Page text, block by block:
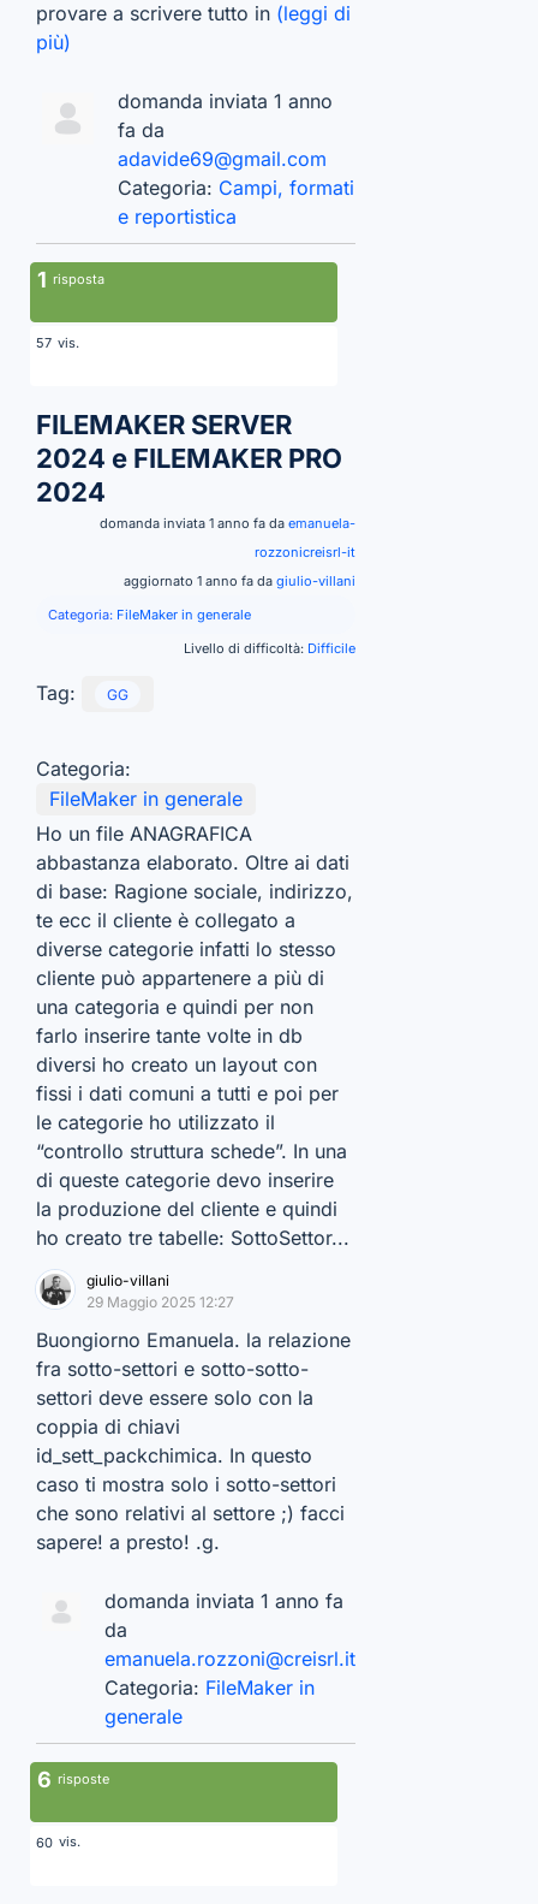
provare a scrivere tutto in (leggi di
più)
domanda inviata 1 anno
fa da
adavide69@gmail.com
Categoria: Campi, formati
e reportistica
1 risposta
57 vis.
FILEMAKER SERVER
2024 e FILEMAKER PRO
2024
domanda inviata 1 anno fa da emanuela-
rozzonicreisrl-it
aggiornato 1 anno fa da giulio-villani
Categoria: FileMaker in generale
Livello di difficoltà: Difficile
Tag: GG
Categoria:
FileMaker in generale
Ho un file ANAGRAFICA
abbastanza elaborato. Oltre ai dati
di base: Ragione sociale, indirizzo,
te ecc il cliente è collegato a
diverse categorie infatti lo stesso
cliente può appartenere a più di
una categoria e quindi per non
farlo inserire tante volte in db
diversi ho creato un layout con
fissi i dati comuni a tutti e poi per
le categorie ho utilizzato il
“controllo struttura schede”. In una
di queste categorie devo inserire
la produzione del cliente e quindi
ho creato tre tabelle: SottoSettor...
giulio-villani
29 Maggio 2025 12:27
Buongiorno Emanuela. la relazione
fra sotto-settori e sotto-sotto-
settori deve essere solo con la
coppia di chiavi
id_sett_packchimica. In questo
caso ti mostra solo i sotto-settori
che sono relativi al settore ;) facci
sapere! a presto! .g.
domanda inviata 1 anno fa
da
emanuela.rozzoni@creisrl.it
Categoria: FileMaker in
generale
6 risposte
60 vis.